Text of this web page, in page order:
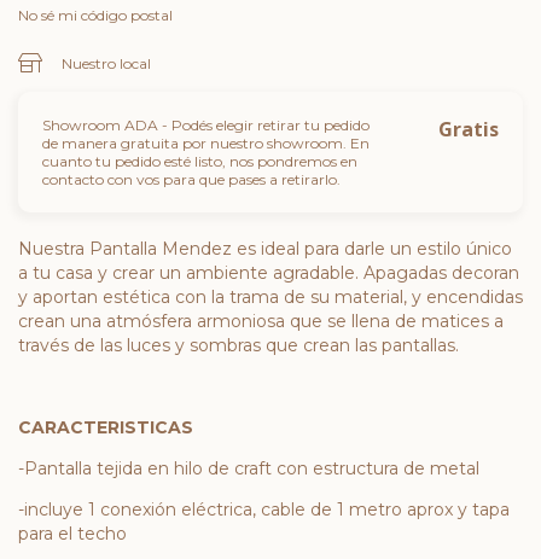
No sé mi código postal
Nuestro local
Showroom ADA - Podés elegir retirar tu pedido
de manera gratuita por nuestro showroom. En
cuanto tu pedido esté listo, nos pondremos en
contacto con vos para que pases a retirarlo.
Gratis
Nuestra Pantalla Mendez es ideal para darle un estilo único
a tu casa y crear un ambiente agradable. Apagadas decoran
y aportan estética con la trama de su material, y encendidas
crean una atmósfera armoniosa que se llena de matices a
través de las luces y sombras que crean las pantallas.
CARACTERISTICAS
-Pantalla tejida en hilo de craft con estructura de metal
-incluye 1 conexión eléctrica, cable de 1 metro aprox y tapa
para el techo